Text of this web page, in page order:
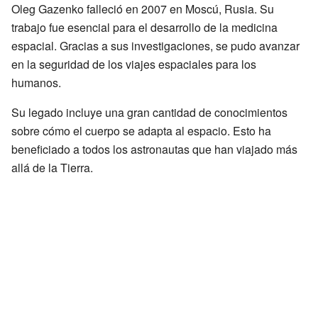
Oleg Gazenko falleció en 2007 en Moscú, Rusia. Su
trabajo fue esencial para el desarrollo de la medicina
espacial. Gracias a sus investigaciones, se pudo avanzar
en la seguridad de los viajes espaciales para los
humanos.
Su legado incluye una gran cantidad de conocimientos
sobre cómo el cuerpo se adapta al espacio. Esto ha
beneficiado a todos los astronautas que han viajado más
allá de la Tierra.